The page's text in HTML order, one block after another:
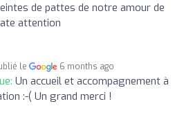
de pattes de notre amour de
attention
le 6 months ago
Un accueil et accompagnement à
:-( Un grand merci !